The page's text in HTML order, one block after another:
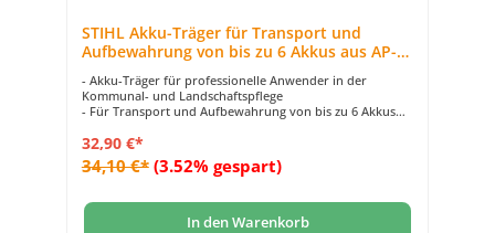
STIHL Akku-Träger für Transport und
Aufbewahrung von bis zu 6 Akkus aus AP-
- Akku-Träger für professionelle Anwender in der
Kommunal- und Landschaftspflege
- Für Transport und Aufbewahrung von bis zu 6 Akkus
- Ergonomische Griffe erleichtern das Tragen
- Sicherer Transport während Fahrten mit Spanngurten
möglich
32,90 €*
34,10 €* (3.52% gespart)
In den Warenkorb